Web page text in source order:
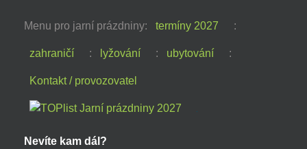
Menu pro jarní prázdniny: termíny 2027 :
zahraničí : lyžování : ubytování :
Kontakt / provozovatel
Nevíte kam dál?